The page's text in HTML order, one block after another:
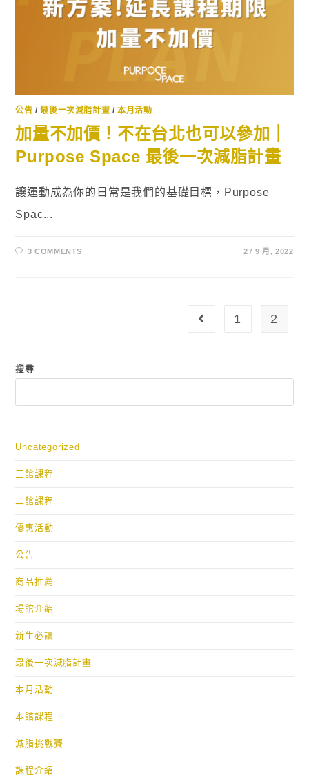
公告 /最後一次減脂計畫 /本月活動
加量不加價！不在台北也可以參加｜
Purpose Space 最後一次減脂計畫
讓運動成為你的日常是我們的基礎目標，Purpose
Spac...
3 COMMENTS 27 9 月, 2022
1 2
搜尋
Uncategorized
三館課程
二館課程
優惠活動
公告
商品推薦
場館介紹
新生必讀
最後一次減脂計畫
本月活動
本館課程
減脂挑戰賽
課程介紹